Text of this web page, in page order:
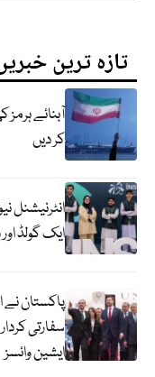
تازہ ترین
کر دیں
ایک گولڈ
پاکستان نے
سفارتی
ایشین وائسز